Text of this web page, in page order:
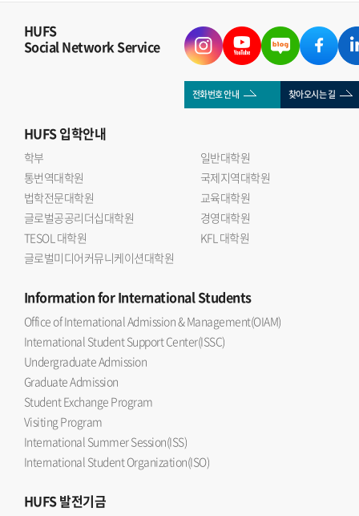
HUFS
Social Network Service
전화번호 안내 찾아오시는 길
HUFS입학안내
학부
일반대학원
통번역대학원
국제지역대학원
법학전문대학원
교육대학원
글로벌공공리더십대학원
경영대학원
TESOL 대학원
KFL 대학원
글로벌미디어커뮤니케이션대학원
Informationfor International Students
Office of International Admission & Management(OIAM)
International Student Support Center(ISSC)
Undergraduate Admission
Graduate Admission
Student Exchange Program
Visiting Program
International Summer Session(ISS)
International Student Organization(ISO)
HUFS발전기금